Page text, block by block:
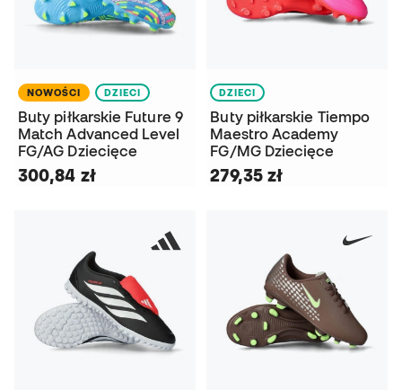
NOWOŚCI DZIECI
Buty piłkarskie Future 9
Match Advanced Level
FG/AG Dziecięce
300,84 zł
DZIECI
Buty piłkarskie Tiempo
Maestro Academy
FG/MG Dziecięce
279,35 zł